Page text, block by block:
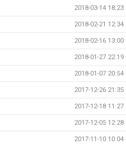
2018-03-14 18:23
2018-02-21 12:34
2018-02-16 13:00
2018-01-27 22:19
2018-01-07 20:54
2017-12-26 21:35
2017-12-18 11:27
2017-12-05 12:28
2017-11-10 10:04